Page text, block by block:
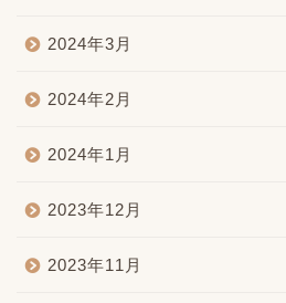
2024年3月
2024年2月
2024年1月
2023年12月
2023年11月